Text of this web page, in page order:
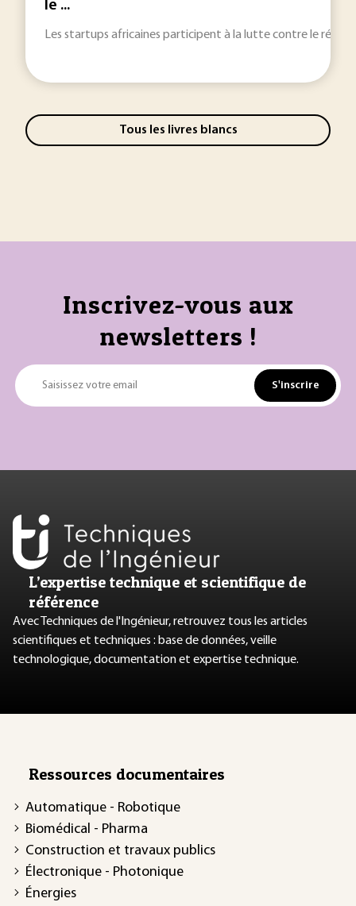
le ...
Les startups africaines participent à la lutte contre le
Tous les livres blancs
Inscrivez-vous aux
newsletters !
Saisissez votre email S'inscrire
L’expertise technique et scientifique de
référence
Avec Techniques de l'Ingénieur, retrouvez tous les articles
scientifiques et techniques : base de données, veille
technologique, documentation et expertise technique.
Ressources documentaires
Automatique - Robotique
Biomédical - Pharma
Construction et travaux publics
Électronique - Photonique
Énergies